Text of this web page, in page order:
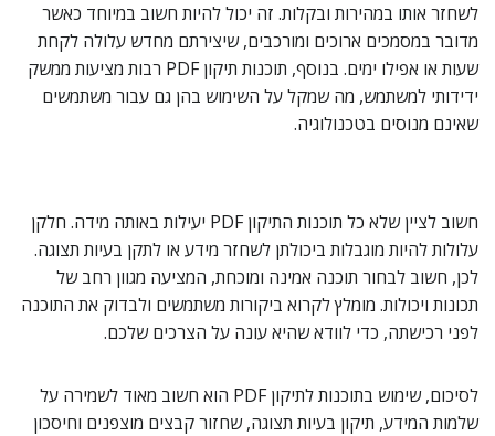
לשחזר אותו במהירות ובקלות. זה יכול להיות חשוב במיוחד כאשר
מדובר במסמכים ארוכים ומורכבים, שיצירתם מחדש עלולה לקחת
שעות או אפילו ימים. בנוסף, תוכנות תיקון PDF רבות מציעות ממשק
ידידותי למשתמש, מה שמקל על השימוש בהן גם עבור משתמשים
שאינם מנוסים בטכנולוגיה.
חשוב לציין שלא כל תוכנות התיקון PDF יעילות באותה מידה. חלקן
עלולות להיות מוגבלות ביכולתן לשחזר מידע או לתקן בעיות תצוגה.
לכן, חשוב לבחור תוכנה אמינה ומוכחת, המציעה מגוון רחב של
תכונות ויכולות. מומלץ לקרוא ביקורות משתמשים ולבדוק את התוכנה
לפני רכישתה, כדי לוודא שהיא עונה על הצרכים שלכם.
לסיכום, שימוש בתוכנות לתיקון PDF הוא חשוב מאוד לשמירה על
שלמות המידע, תיקון בעיות תצוגה, שחזור קבצים מוצפנים וחיסכון